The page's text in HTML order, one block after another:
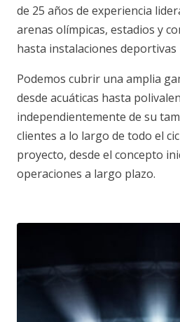
de 25 años de experiencia
arenas olímpicas, estadios y
hasta instalaciones deportivas
Podemos cubrir una amplia
desde acuáticas hasta
independientemente de su
clientes a lo largo de todo el
proyecto, desde el concepto
operaciones a largo plazo.